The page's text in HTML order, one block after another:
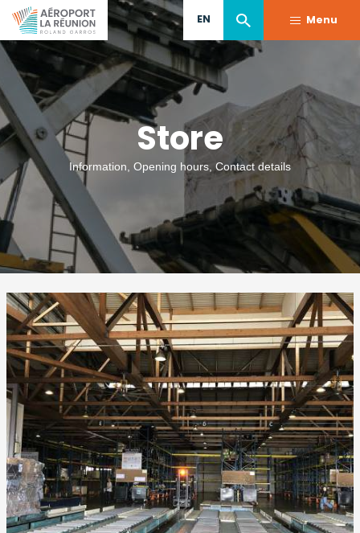
Skip
main
content
EN Menu
Store
Information, Opening hours, Contact details